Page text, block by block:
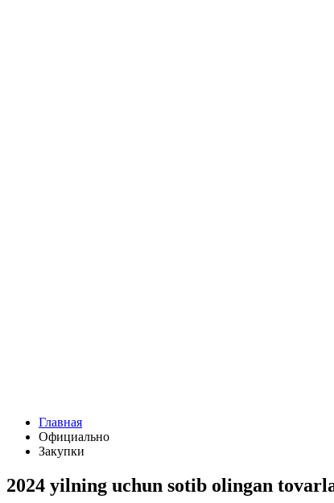
Главная
Официально
Закупки
2024 yilning uchun sotib olingan